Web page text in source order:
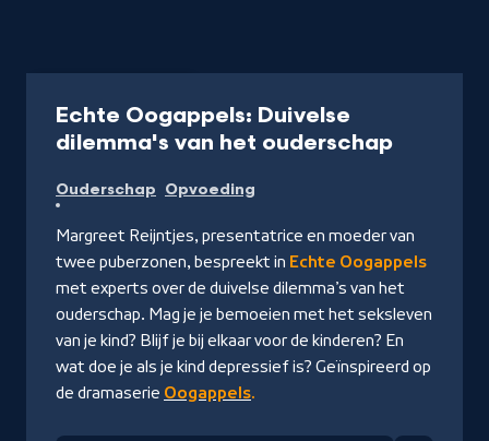
Echte Oogappels: Duivelse
dilemma's van het ouderschap-
Ouderschap Opvoeding
Margreet Reijntjes, presentatrice en moeder van
twee puberzonen, bespreekt in Echte Oogappels
met experts over de duivelse dilemma’s van het
ouderschap. Mag je je bemoeien met het seksleven
van je kind? Blijf je bij elkaar voor de kinderen? En
wat doe je als je kind depressief is? Geïnspireerd op
de dramaserie Oogappels.